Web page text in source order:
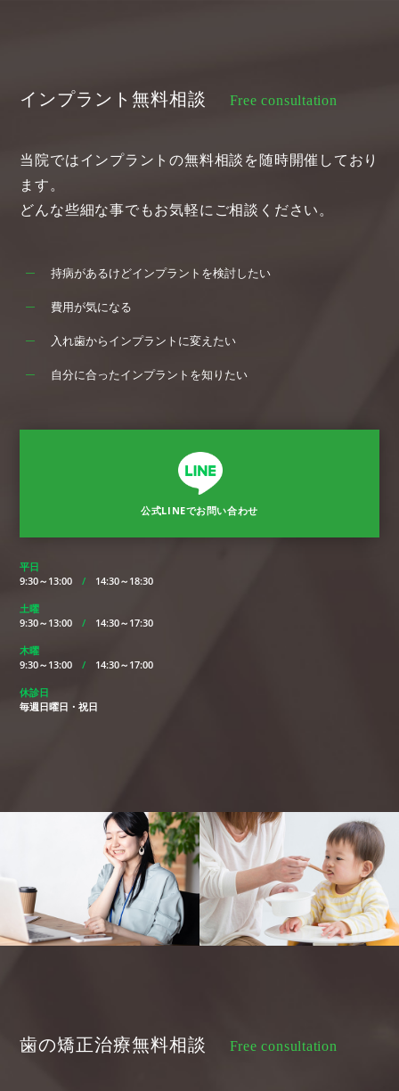
インプラント無料相談 Free consultation
当院ではインプラントの無料相談を随時開催しており
ます。
どんな些細な事でもお気軽にご相談ください。
持病があるけどインプラントを検討したい
費用が気になる
入れ歯からインプラントに変えたい
自分に合ったインプラントを知りたい
公式LINEでお問い合わせ
平日
9:30～13:00/ 14:30～18:30
土曜
9:30～13:00/ 14:30～17:30
木曜
9:30～13:00/ 14:30～17:00
休診日
毎週日曜日・祝日
歯の矯正治療無料相談 Free consultation